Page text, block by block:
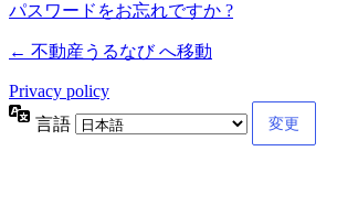
パスワードをお忘れですか ?
← 不動産うるなび へ移動
Privacy policy
言語